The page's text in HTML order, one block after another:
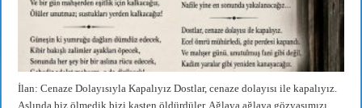
İlan: Cenaze Dolayısıyla Kapalıyız Dostlar, cenaze dolayısı ile kapalıyız.
Aslında biz ölmedik bizi kasten öldürdüler, Ağlaya ağlaya gözyaşımızı